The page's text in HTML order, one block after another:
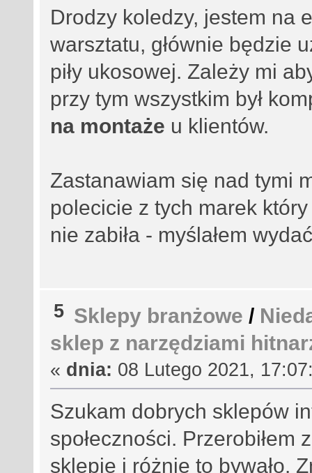
Drodzy koledzy, jestem na
warsztatu, głównie będzie
piły ukosowej. Zależy mi
przy tym wszystkim był
na montaże u klientów.
Zastanawiam się nad tymi
polecicie z tych marek
nie zabiła - myślałem
5 Sklepy branżowe /
sklep z narzędziami
« dnia: 08 Lutego 2021,
Szukam dobrych sklepów
społeczności.
sklepie i różnie to bywało.